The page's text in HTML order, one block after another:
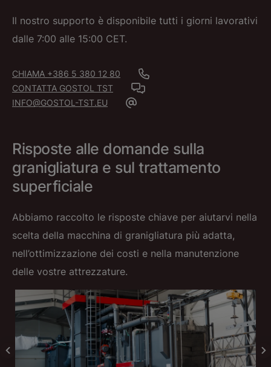
Il nostro supporto è disponibile tutti i giorni lavorativi
dalle 7:00 alle 15:00 CET.
CHIAMA +386 5 380 12 80
CONTATTA GOSTOL TST
INFO@GOSTOL-TST.EU
Risposte alle domande sulla
granigliatura e sul trattamento
superficiale
Abbiamo raccolto le risposte chiave per aiutarvi nella
scelta della macchina di granigliatura più adatta,
nell’ottimizzazione dei costi e nella manutenzione
delle vostre attrezzature.